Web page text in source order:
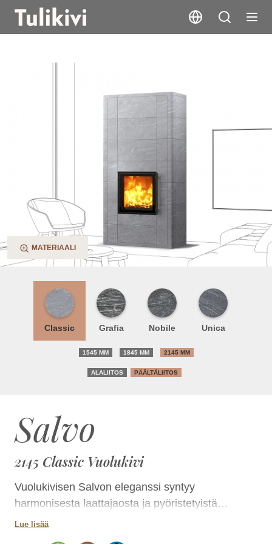
MATERIAALI
Salvo
2145 Classic Vuolukivi
Vuolukivisen Salvon eleganssi syntyy
harmonisesta laattajaosta ja pyöristetyistä
kulmista. Pintaverhoiluun voit valita joko
Lue lisää
Classic Grafia Nobile Unica
1545 MM 1845 MM 2145 MM
ALALIITOS PÄÄLTÄLIITOS